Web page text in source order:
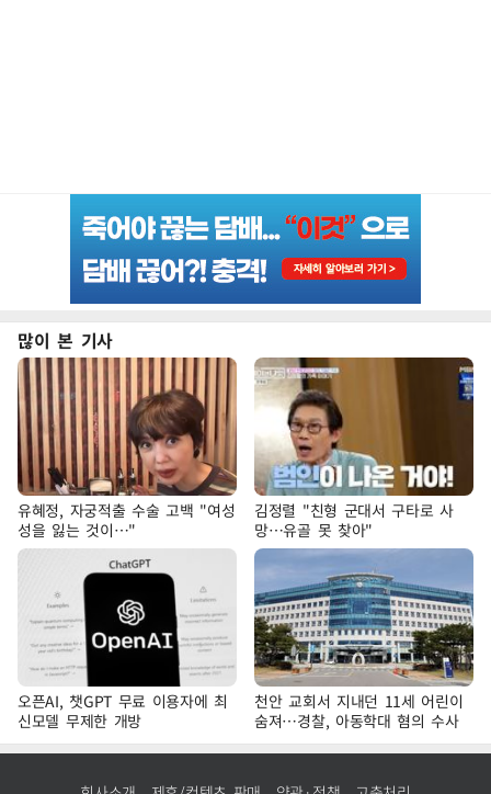
많이 본 기사
유혜정, 자궁적출 수술 고백 "여성
성을 잃는 것이…"
김정렬 "친형 군대서 구타로 사
망…유골 못 찾아"
오픈AI, 챗GPT 무료 이용자에 최
신모델 무제한 개방
천안 교회서 지내던 11세 어린이
숨져…경찰, 아동학대 혐의 수사